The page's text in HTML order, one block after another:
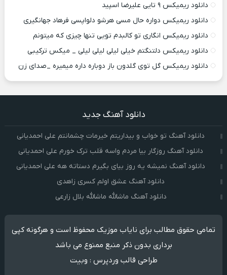
دانلود ریمیکس ۹ تایی علیرضا اسپید
دانلود ریمیکس دواره حال مسی هرشو دلواپسی فرهاد جهانگیری
دانلود ریمیکس انگاری تو کالبدم تویی تنها چیزی که میتونم
دانلود ریمیکس دلتنگتم خیلی لیلی لیلی لیلی _ میکس ترکیبی
دانلود ریمیکس گل توی گلدون باز دوباره داره میمیره _صدای زن
دانلود آهنگ جدید
دانلود آهنگ تو خواب و بیداریتم خیرمات چشمانتم علی احمدیانی
دانلود آهنگ روزگار بیا مردم واسه قلب ترک خورم علی احمدیانی
دانلود آهنگ نمیشه یه روز بیای بگیرم دستاته هه علی احمدیانی
دانلود آهنگ عشق اولم کسری زاهدی
دانلود آهنگ ماشالله ماشالله بلال زارعی
تمامی حقوق مطالب برای نایاب موزیک محفوظ است و هرگونه کپی
برداری بدون ذکر منبع ممنوع می باشد
طراحی قالب وردپرس : وبیت